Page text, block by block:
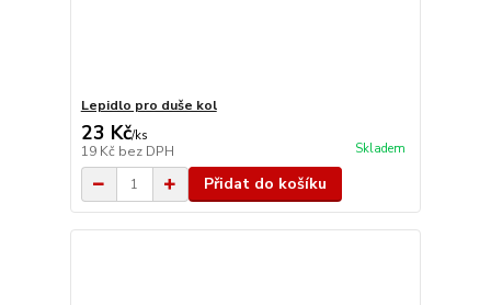
Lepidlo pro duše kol
23 Kč/ks
19 Kč bez DPH Skladem
Přidat do košíku